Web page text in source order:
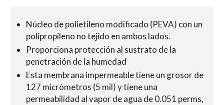
Núcleo de polietileno modificado (PEVA) con un
polipropileno no tejido en ambos lados.
Proporciona protección al sustrato de la
penetración de la humedad
Esta membrana impermeable tiene un grosor de
127 micrómetros (5 mil) y tiene una
permeabilidad al vapor de agua de 0.051 perms,